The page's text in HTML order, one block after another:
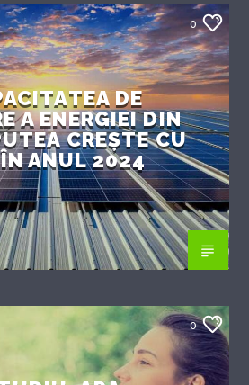
0
DE
A ENERGIEI DIN
CREȘTE CU
ANUL 2024
0